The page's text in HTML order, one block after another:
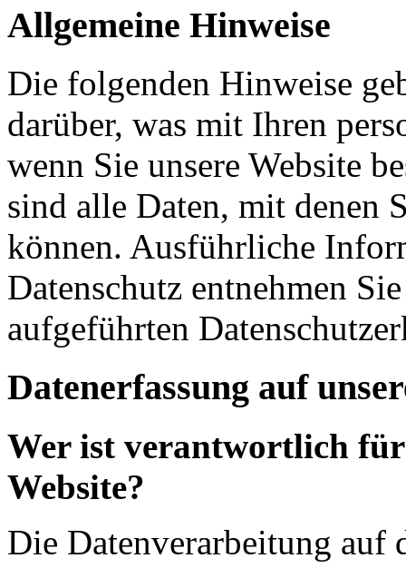
Allgemeine Hinweise
Die folgenden Hinweise
darüber, was mit Ihren
wenn Sie unsere Website
sind alle Daten, mit denen
können. Ausführliche
Datenschutz entnehmen
aufgeführten
Datenerfassung auf
Wer ist verantwortlich für
Website?
Die Datenverarbeitung auf